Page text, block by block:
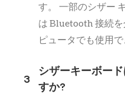
す。 一部のシザー
は Bluetooth 接続
ピュータでも使用で
3
シザーキーボー
すか?